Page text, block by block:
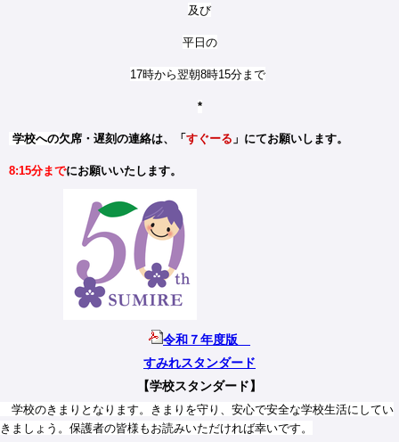
及び
平日の
17時から翌朝8時15分まで
*
学校への欠席・遅刻の連絡は、「 すぐーる 」にてお願いします。
8:15分までにお願いいたします。
令和７年度版
すみれスタンダード
【学校スタンダード】
学校のきまりとなります。きまりを守り、安心で安全な学校生活にしてい
きましょう。保護者の皆様もお読みいただければ幸いです。